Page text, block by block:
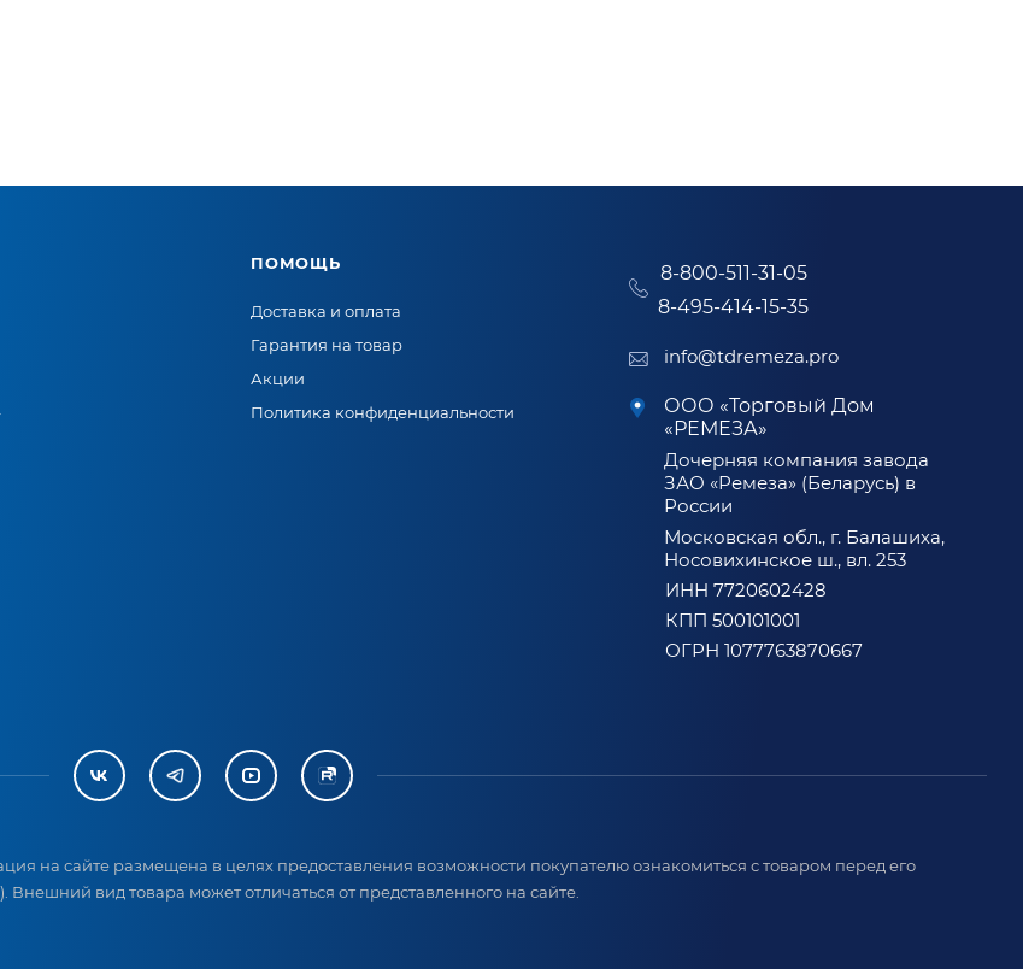
ПОМОЩЬ
Доставка и оплата
Гарантия на товар
Акции
Политика конфиденциальности
8-800-511-31-05
8-495-414-15-35
info@tdremeza.pro
ООО «Торговый Дом
«РЕМЕЗА»
Дочерняя компания завода
ЗАО «Ремеза» (Беларусь) в
России
Московская обл., г. Балашиха,
Носовихинское ш., вл. 253
ИНН 7720602428
КПП 500101001
ОГРН 1077763870667
на сайте размещена в целях предоставления возможности покупателю ознакомиться с товаром перед его
вид товара может отличаться от представленного на сайте.